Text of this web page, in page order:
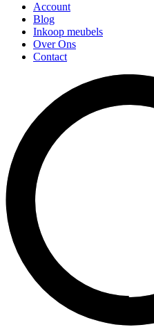
Account
Blog
Inkoop meubels
Over Ons
Contact